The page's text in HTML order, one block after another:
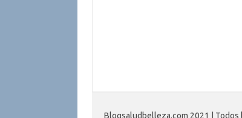
Blogsaludbelleza.com 2021 | Todos